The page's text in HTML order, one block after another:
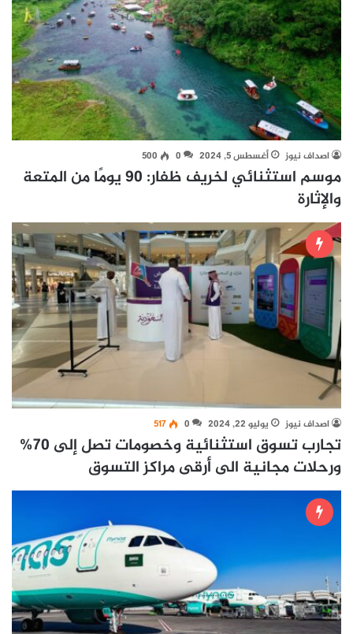
اصداف نيوز أغسطس 5, 2024 0
500
موسم استثنائي لخريف ظفار: 90 يومًا من المتعة
والإثارة
اصداف نيوز يوليو 22, 2024 0
517
تجارب تسوق استثنائية وخصومات تصل إلى 70%
ورحلات مجانية الى أرقى مراكز التسوق